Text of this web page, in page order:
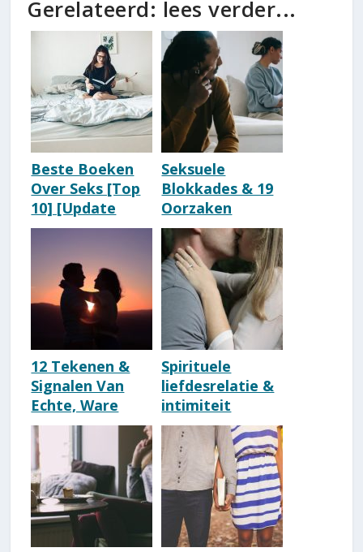
Gerelateerd: lees verder...
Beste Boeken
Over Seks [Top
10] [Update
2026]
Seksuele
Blokkades & 19
Oorzaken
Seksuele
Geremdheid
[Met
Oplossingen]
12 Tekenen &
Signalen Van
Echte, Ware
Liefde
(Verrassend)
Spirituele
liefdesrelatie &
intimiteit
[Essentiële
kenmerken & 19
Tips]